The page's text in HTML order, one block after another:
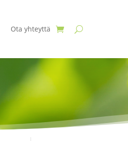
Ota yhteyttä